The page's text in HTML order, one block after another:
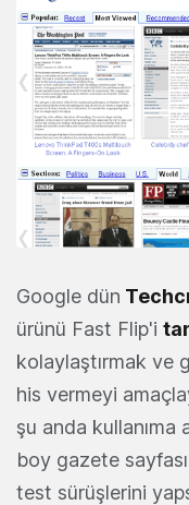
Google dün
ürünü Fast Flip'i
kolaylaştırmak ve
his vermeyi
şu anda kullanıma
boy gazete
test sürüşlerini